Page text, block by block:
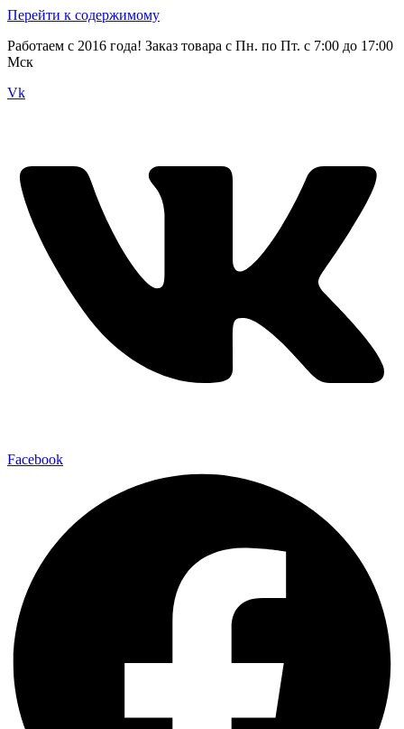
Перейти к содержимому
Работаем с 2016 года! Заказ товара с Пн. по Пт. с 7:00 до 17:00
Мск
Vk
Facebook